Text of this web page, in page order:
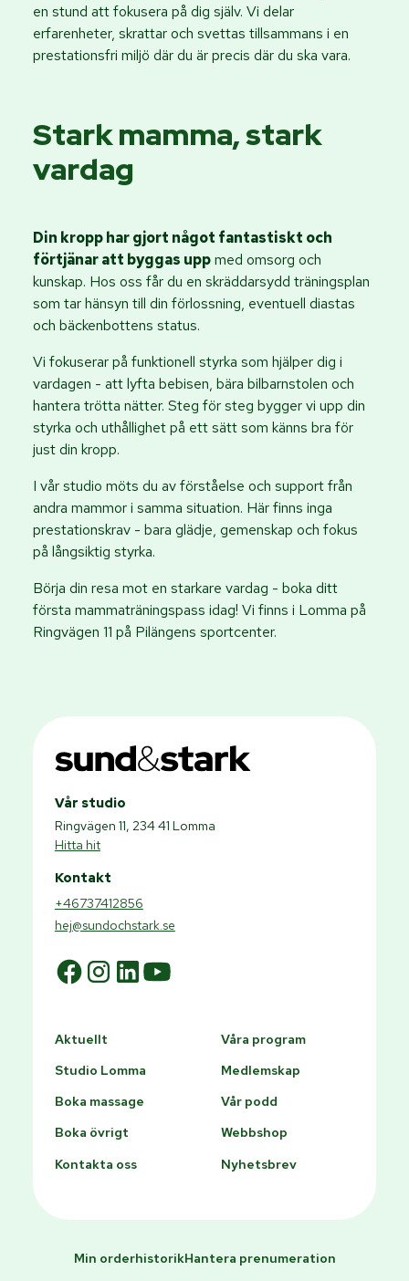
en stund att fokusera på dig själv. Vi delar
erfarenheter, skrattar och svettas tillsammans i en
prestationsfri miljö där du är precis där du ska vara.
Din kropp har gjort något fantastiskt och
förtjänar att byggas uppmed omsorg och
kunskap. Hos oss får du en skräddarsydd träningsplan
som tar hänsyn till din förlossning, eventuell diastas
och bäckenbottens status.
Vi fokuserar på funktionell styrka som hjälper dig i
vardagen - att lyfta bebisen, bära bilbarnstolen och
hantera trötta nätter. Steg för steg bygger vi upp din
styrka och uthållighet på ett sätt som känns bra för
just din kropp.
I vår studio möts du av förståelse och support från
andra mammor i samma situation. Här finns inga
prestationskrav - bara glädje, gemenskap och fokus
på långsiktig styrka.
Börja din resa mot en starkare vardag - boka ditt
första mammaträningspass idag! Vi finns i Lomma på
Ringvägen 11 på Pilängens sportcenter.
Stark mamma, stark
vardag
Vår studio
Ringvägen 11, 234 41 Lomma
Hitta hit
Kontakt
+46737412856
hej@sundochstark.se
Aktuellt
Våra program
Studio Lomma
Medlemskap
Boka massage
Vår podd
Boka övrigt
Webbshop
Kontakta oss
Nyhetsbrev
Min orderhistorikHantera prenumeration